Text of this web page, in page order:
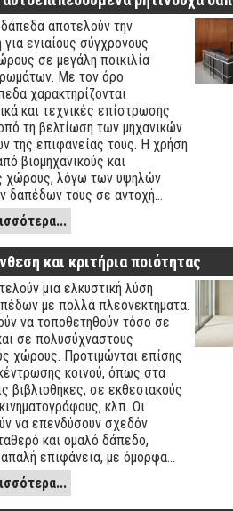
αποτελούν την
ενιαίους σύγχρονους
σε μεγάλη ποικιλία
Με τον όρο
χαρακτηρίζονται
και τεχνικές επίστρωσης
τη βελτίωση των μηχανικών
της επιφανείας τους. Η χρήση
βιομηχανικούς και
χώρους, λόγω των υψηλών
δαπέδων τους σε αντοχή…
και κριτήρια ποιότητας
μια ελκυστική λύση
με πολλά πλεονεκτήματα.
να τοποθετηθούν τόσο σε
σε πολυσύχναστους
χώρους. Προτιμώνται επίσης
κοινού, όπως στα
βιβλιοθήκες, σε εκθεσιακούς
κλπ. Οι
να επενδύσουν σχεδόν
και ομαλό δάπεδο,
απαλή επιφάνεια, με όμορφα…